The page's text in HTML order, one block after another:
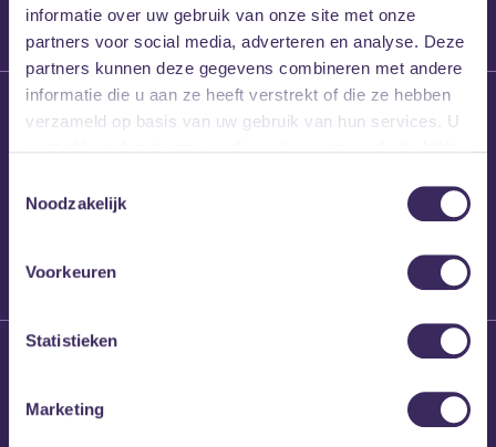
informatie over uw gebruik van onze site met onze
partners voor social media, adverteren en analyse. Deze
partners kunnen deze gegevens combineren met andere
informatie die u aan ze heeft verstrekt of die ze hebben
verzameld op basis van uw gebruik van hun services. U
Noodzakelijk
Voorkeuren
Statistieken
Marketing
26 maart 2026
Willem’s Blog: High
Brennt Vanneste